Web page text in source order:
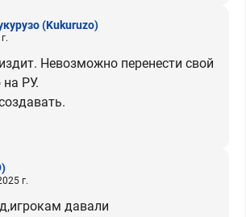
(Kukuruzo)
Невозможно перенести свой
на РУ.
г.
давали